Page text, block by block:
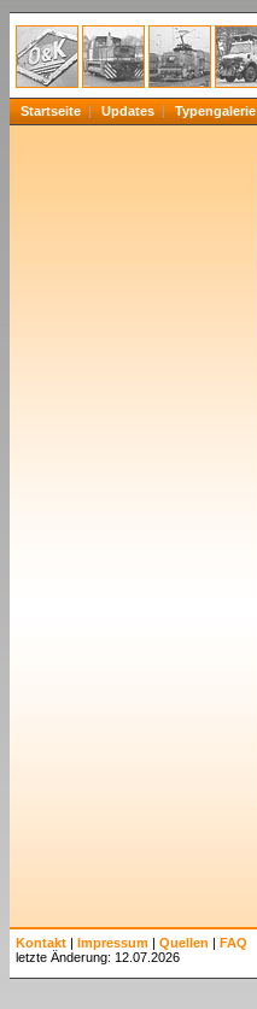
Startseite Updates Typengalerie
Kontakt | Impressum | Quellen | FAQ
letzte Änderung: 12.07.2026